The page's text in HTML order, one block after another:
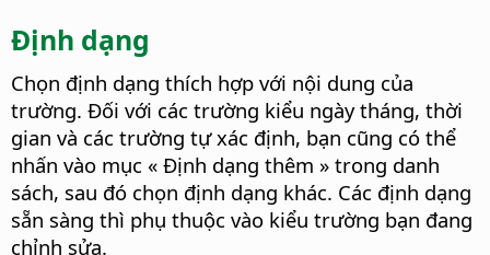
Định dạng
Chọn định dạng thích hợp với nội dung của
trường. Đối với các trường kiểu ngày tháng, thời
gian và các trường tự xác định, bạn cũng có thể
nhấn vào mục « Định dạng thêm » trong danh
sách, sau đó chọn định dạng khác. Các định dạng
sẵn sàng thì phụ thuộc vào kiểu trường bạn đang
chỉnh sửa.